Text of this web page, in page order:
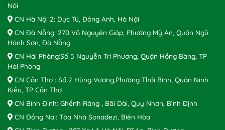
Nội
CN Hà Nội 2: Dục Tú, Đông Anh, Hà Nội
CN Đà Nẵng: 270 Võ Nguyên Giáp, Phường Mỹ An, Quận Ngũ
Hành Sơn, Đà Nẵng
CN Hải Phòng:Số 5 Nguyễn Tri Phương, Quận Hồng Bàng, TP
Hải Phòng
CN Cần Thơ : Số 2 Hùng Vương,Phường Thới Bình, Quận Ninh
Kiều, TP Cần Thơ
CN Bình Định: Ghềnh Ráng , Bãi Dài, Quy Nhơn, Bình Định
CN Đồng Nai: Tòa Nhà Sonadezi, Biên Hòa